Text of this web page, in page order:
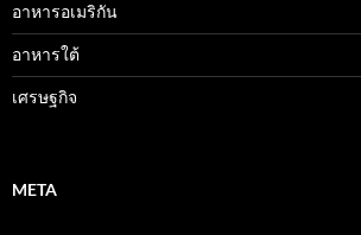
อาหารอเมริกัน
อาหารใต้
เศรษฐกิจ
META